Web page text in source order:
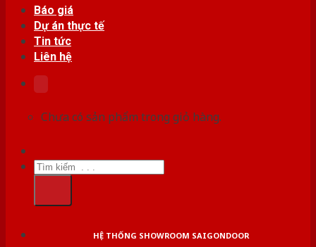
Báo giá
Dự án thực tế
Tin tức
Liên hệ
Chưa có sản phẩm trong giỏ hàng.
Tìm
kiếm:
HỆ THỐNG SHOWROOM SAIGONDOOR